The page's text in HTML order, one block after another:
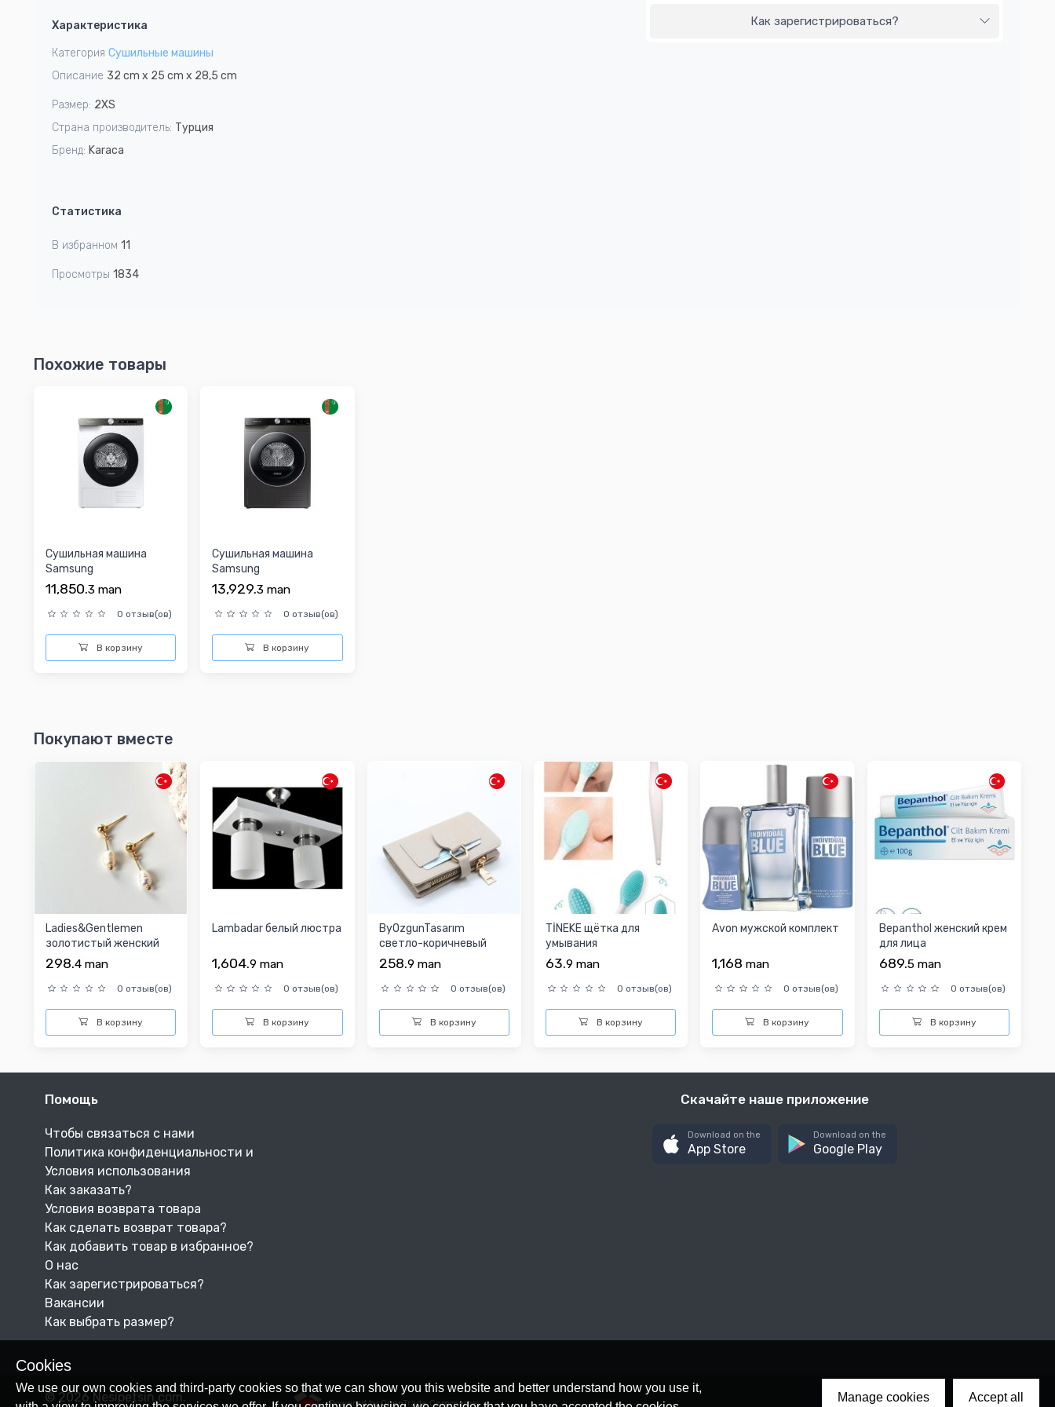
8
Характеристика
Категория Сушильные машины
Описание 32 cm x 25 cm x 28,5 cm
Размер: 2XS
Страна производитель: Турция
Бренд: Karaca
Статистика
В избранном 11
Просмотры 1834
Как зарегистрироваться?
Похожие товары
Cушильная машина
Samsung
DV90T5240AT/LP
11,850.3 man
0 отзыв(ов)
В корзину
Cушильная машина
Samsung
DV90T6240LX/LP
13,929.3 man
0 отзыв(ов)
В корзину
Покупают вместе
Ladies&Gentlemen
золотистый женский
серьги
298.4 man
0 отзыв(ов)
В корзину
Lambadar белый люстра
1,604.9 man
0 отзыв(ов)
В корзину
ByOzgunTasarım
светло-коричневый
женский кошелёк
258.9 man
0 отзыв(ов)
В корзину
TİNEKE щётка для
умывания
63.9 man
0 отзыв(ов)
В корзину
Avon мужской комплект
1,168man
0 отзыв(ов)
В корзину
Bepanthol женский крем
для лица
689.5 man
0 отзыв(ов)
В корзину
Cookies
We use our own cookies and third-party cookies so that we can show you this website and better understand how you use it,
Manage cookies Accept all
Помощь
Чтобы связаться с нами
Политика конфиденциальности и
Условия использования
Как заказать?
Условия возврата товара
Как сделать возврат товара?
Как добавить товар в избранное?
О нас
Как зарегистрироваться?
Вакансии
Как выбрать размер?
Скачайте наше приложение
Download on the
App Store
Download on the
Google Play
© 2026 Nesipetsin.com. Powered by OpenTrade Commerce